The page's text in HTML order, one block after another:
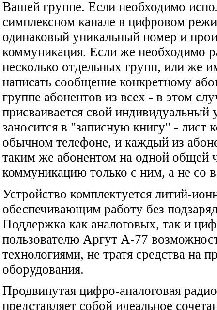
Вашей группе. Если необходимо
симплексном канале в цифровом
одинаковый уникальный номер и
коммуникация. Если же необходимо
несколько отдельных групп, или же
написать сообщение конкретному
группе абонентов из всех - в этом
присваивается свой
заносится в "записную книгу" - лист
обычном телефоне, и каждый из
таким же абонентом на одной общей
коммуникацию только с ним, а не со
Устройство комплектуется литий-
обеспечивающим работу без
Поддержка как аналоговых, так и
пользователю Аргут А-77
технологиями, не тратя средства на
оборудования.
Продвинутая цифро-аналоговая
представляет собой идеальное